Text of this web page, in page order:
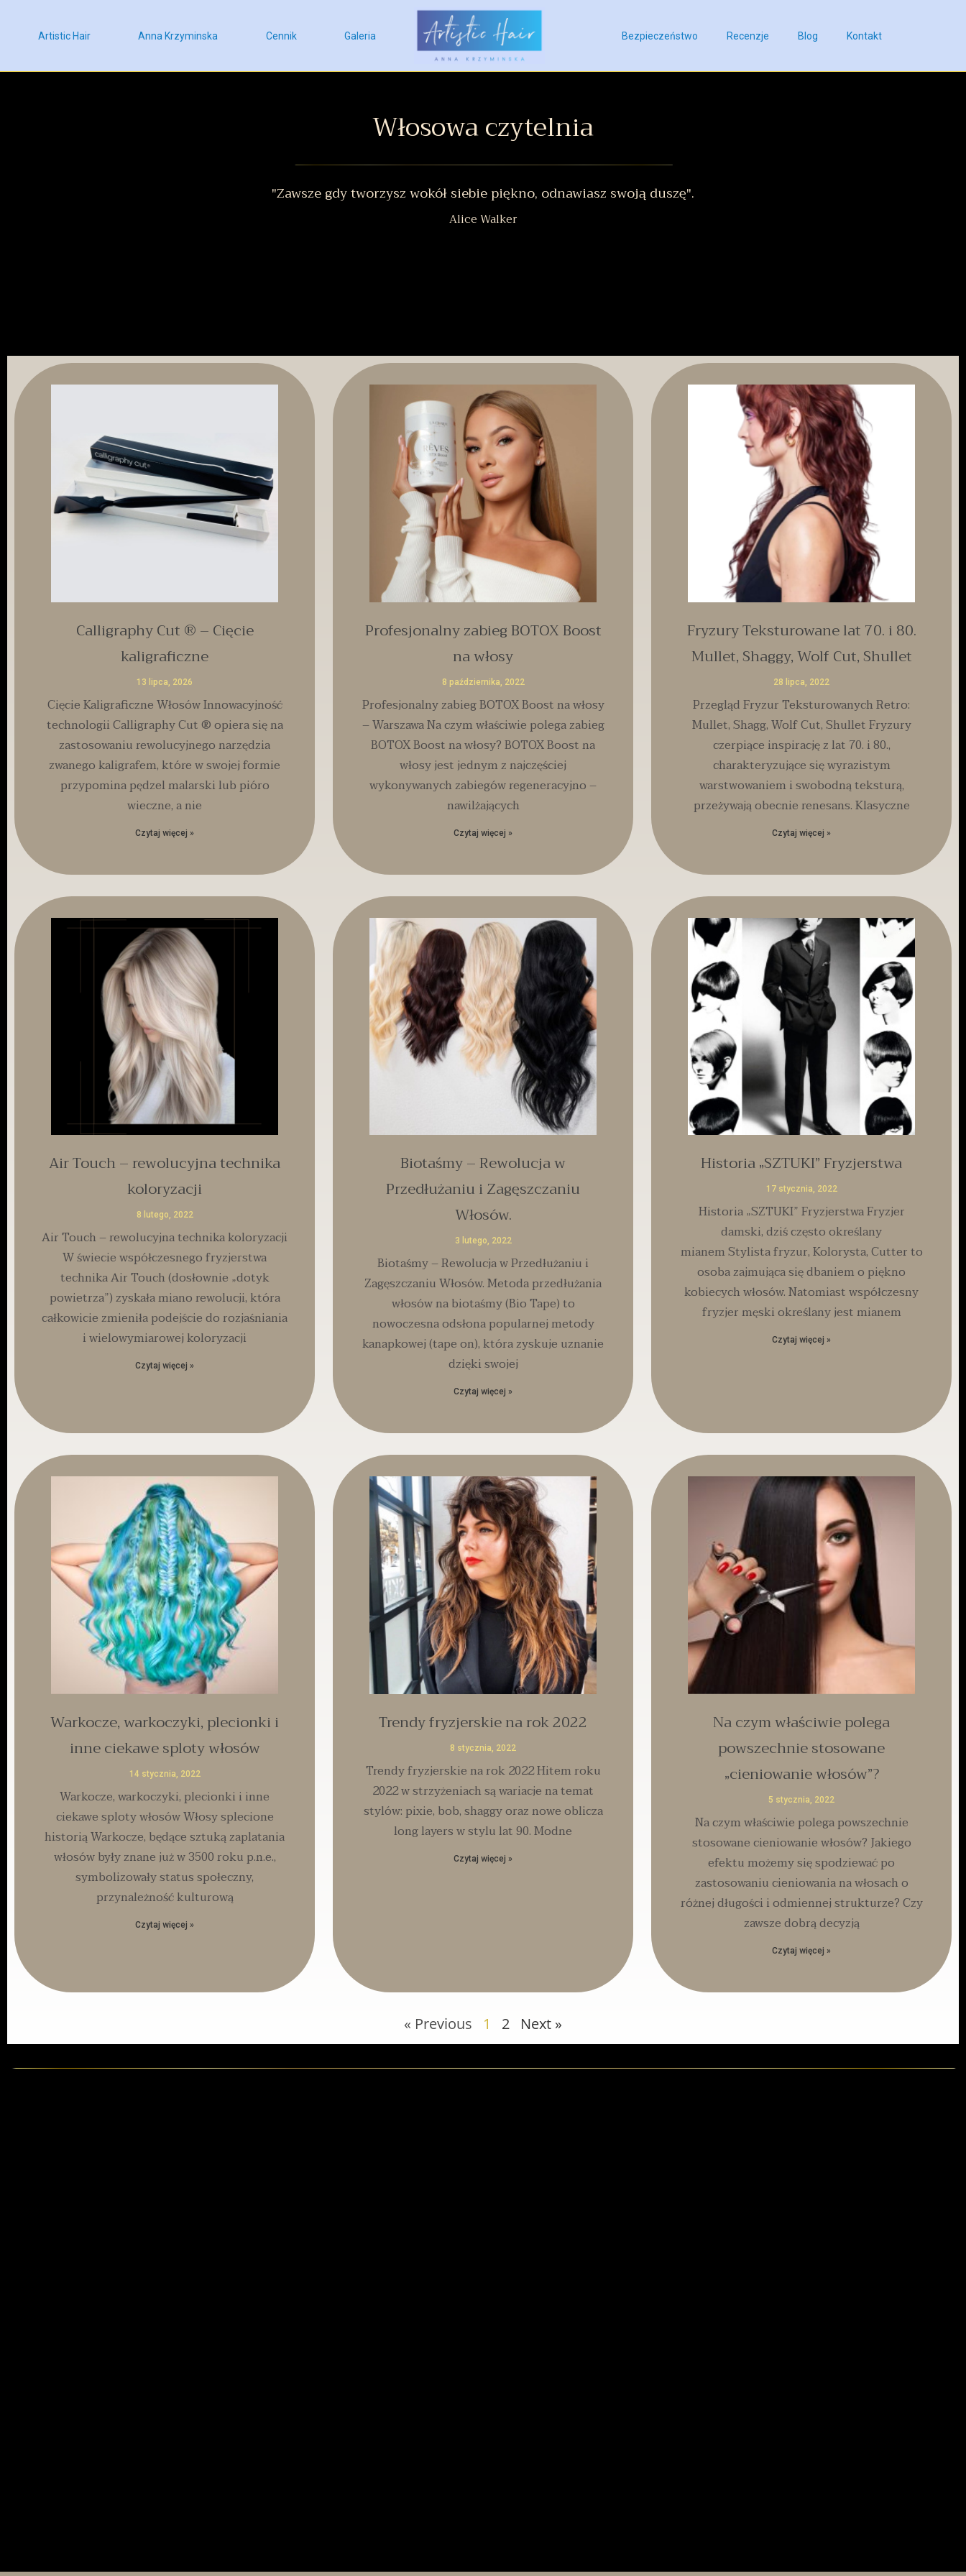
Artistic Hair Anna Krzyminska Cennik Galeria Bezpieczeństwo Recenzje Blog Kontakt
Włosowa czytelnia
"Zawsze gdy tworzysz wokół siebie piękno, odnawiasz swoją duszę".
Alice Walker
Calligraphy Cut ® – Cięcie
kaligraficzne
13 lipca, 2026
Cięcie Kaligraficzne Włosów Innowacyjność
technologii Calligraphy Cut ® opiera się na
zastosowaniu rewolucyjnego narzędzia
zwanego kaligrafem, które w swojej formie
przypomina pędzel malarski lub pióro
wieczne, a nie
Czytaj więcej »
Profesjonalny zabieg BOTOX Boost
na włosy
8 października, 2022
Profesjonalny zabieg BOTOX Boost na włosy
– Warszawa Na czym właściwie polega zabieg
BOTOX Boost na włosy? BOTOX Boost na
włosy jest jednym z najczęściej
wykonywanych zabiegów regeneracyjno –
nawilżających
Czytaj więcej »
Fryzury Teksturowane lat 70. i 80.
Mullet, Shaggy, Wolf Cut, Shullet
28 lipca, 2022
Przegląd Fryzur Teksturowanych Retro:
Mullet, Shagg, Wolf Cut, Shullet Fryzury
czerpiące inspirację z lat 70. i 80.,
charakteryzujące się wyrazistym
warstwowaniem i swobodną teksturą,
przeżywają obecnie renesans. Klasyczne
Czytaj więcej »
Air Touch – rewolucyjna technika
koloryzacji
8 lutego, 2022
Air Touch – rewolucyjna technika koloryzacji
W świecie współczesnego fryzjerstwa
technika Air Touch (dosłownie „dotyk
powietrza”) zyskała miano rewolucji, która
całkowicie zmieniła podejście do rozjaśniania
i wielowymiarowej koloryzacji
Czytaj więcej »
Biotaśmy – Rewolucja w
Przedłużaniu i Zagęszczaniu
Włosów.
3 lutego, 2022
Biotaśmy – Rewolucja w Przedłużaniu i
Zagęszczaniu Włosów. Metoda przedłużania
włosów na biotaśmy (Bio Tape) to
nowoczesna odsłona popularnej metody
kanapkowej (tape on), która zyskuje uznanie
dzięki swojej
Czytaj więcej »
Historia „SZTUKI” Fryzjerstwa
17 stycznia, 2022
Historia „SZTUKI” Fryzjerstwa Fryzjer
damski, dziś często określany
mianem Stylista fryzur, Kolorysta, Cutter to
osoba zajmująca się dbaniem o piękno
kobiecych włosów. Natomiast współczesny
fryzjer męski określany jest mianem
Czytaj więcej »
Warkocze, warkoczyki, plecionki i
inne ciekawe sploty włosów
14 stycznia, 2022
Warkocze, warkoczyki, plecionki i inne
ciekawe sploty włosów Włosy splecione
historią Warkocze, będące sztuką zaplatania
włosów były znane już w 3500 roku p.n.e.,
symbolizowały status społeczny,
przynależność kulturową
Czytaj więcej »
Trendy fryzjerskie na rok 2022
8 stycznia, 2022
Trendy fryzjerskie na rok 2022 Hitem roku
2022 w strzyżeniach są wariacje na temat
stylów: pixie, bob, shaggy oraz nowe oblicza
long layers w stylu lat 90. Modne
Czytaj więcej »
Na czym właściwie polega
powszechnie stosowane
„cieniowanie włosów”?
5 stycznia, 2022
Na czym właściwie polega powszechnie
stosowane cieniowanie włosów? Jakiego
efektu możemy się spodziewać po
zastosowaniu cieniowania na włosach o
różnej długości i odmiennej strukturze? Czy
zawsze dobrą decyzją
Czytaj więcej »
« Previous 1 2 Next »